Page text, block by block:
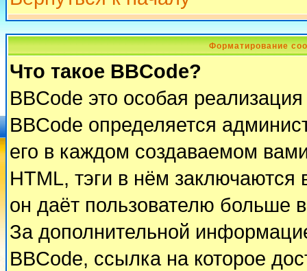
Форматирование
Что такое BBCode?
BBCode это особая
BBCode определяется
его в каждом создаваемом
HTML, тэги в нём заключаются
он даёт пользователю больше
За дополнительной
BBCode, ссылка на которое